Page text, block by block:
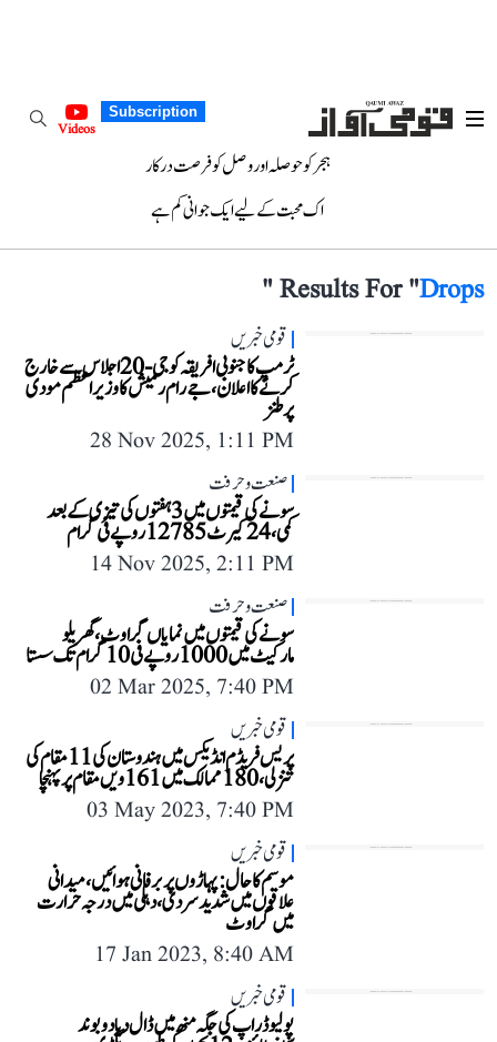
Subscription
Videos
ہجر کو حوصلہ اور وصل کو فرصت درکار
اک محبت کے لیے ایک جوانی کم ہے
Results For "Drops
"
قومی خبریں
ٹرمپ کا جنوبی افریقہ کو جی-20 اجلاس سے خارج
کرنے کا اعلان، جے رام رمیش کا وزیر اعظم مودی
پر طنز
28 Nov 2025, 1:11 PM
صنعت و حرفت
سونے کی قیمتوں میں 3 ہفتوں کی تیزی کے بعد
کمی، 24 کیرٹ 12785 روپے فی گرام
14 Nov 2025, 2:11 PM
صنعت و حرفت
سونے کی قیمتوں میں نمایاں گراوٹ، گھریلو
مارکیٹ میں 1000 روپے فی 10 گرام تک سستا
02 Mar 2025, 7:40 PM
قومی خبریں
پریس فریڈم انڈیکس میں ہندوستان کی 11 مقام کی
تنزلی، 180 ممالک میں 161ویں مقام پر پہنچا
03 May 2023, 7:40 PM
قومی خبریں
موسم کا حال: پہاڑوں پر برفانی ہوائیں، میدانی
علاقوں میں شدید سردی، دہلی میں درجہ حرارت
میں گراوٹ
17 Jan 2023, 8:40 AM
قومی خبریں
پولیو ڈراپ کی جگہ منھ میں ڈال دیا دو بوند